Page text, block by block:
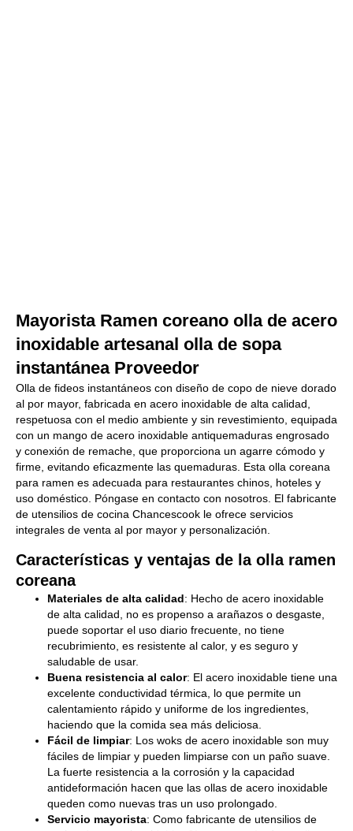
Mayorista Ramen coreano olla de acero
inoxidable artesanal olla de sopa
instantánea Proveedor
Olla de fideos instantáneos con diseño de copo de nieve dorado
al por mayor, fabricada en acero inoxidable de alta calidad,
respetuosa con el medio ambiente y sin revestimiento, equipada
con un mango de acero inoxidable antiquemaduras engrosado
y conexión de remache, que proporciona un agarre cómodo y
firme, evitando eficazmente las quemaduras. Esta olla coreana
para ramen es adecuada para restaurantes chinos, hoteles y
uso doméstico. Póngase en contacto con nosotros. El fabricante
de utensilios de cocina Chancescook le ofrece servicios
integrales de venta al por mayor y personalización.
Características y ventajas de la olla ramen
coreana
Materiales de alta calidad: Hecho de acero inoxidable
de alta calidad, no es propenso a arañazos o desgaste,
puede soportar el uso diario frecuente, no tiene
recubrimiento, es resistente al calor, y es seguro y
saludable de usar.
Buena resistencia al calor: El acero inoxidable tiene una
excelente conductividad térmica, lo que permite un
calentamiento rápido y uniforme de los ingredientes,
haciendo que la comida sea más deliciosa.
Fácil de limpiar: Los woks de acero inoxidable son muy
fáciles de limpiar y pueden limpiarse con un paño suave.
La fuerte resistencia a la corrosión y la capacidad
antideformación hacen que las ollas de acero inoxidable
queden como nuevas tras un uso prolongado.
Servicio mayorista: Como fabricante de utensilios de